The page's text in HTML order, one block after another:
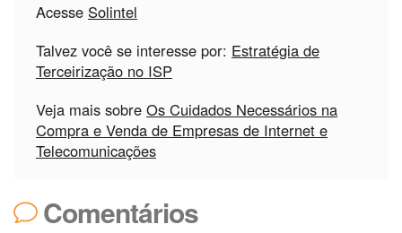
Acesse Solintel
Talvez você se interesse por: Estratégia de
Terceirização no ISP
Veja mais sobre Os Cuidados Necessários na
Compra e Venda de Empresas de Internet e
Telecomunicações
Comentários